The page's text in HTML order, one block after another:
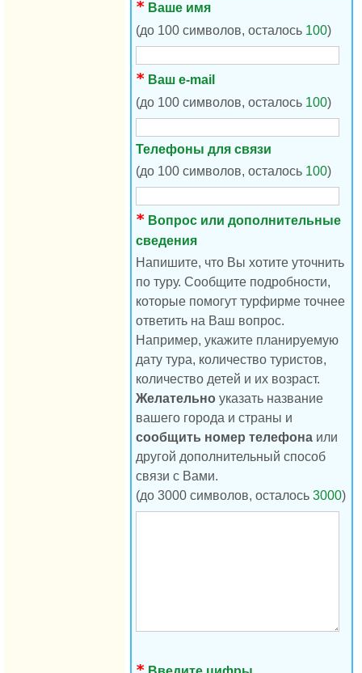
Ваше имя
(до 100 символов, осталось 100)
Ваш e-mail
(до 100 символов, осталось 100)
Телефоны для связи
(до 100 символов, осталось 100)
Вопрос или дополнительные
сведения
Напишите, что Вы хотите уточнить
по туру. Сообщите подробности,
которые помогут турфирме точнее
ответить на Ваш вопрос.
Например, укажите планируемую
дату тура, количество туристов,
количество детей и их возраст.
Желательно указать название
вашего города и страны и
сообщить номер телефона или
другой дополнительный способ
связи с Вами.
(до 3000 символов, осталось 3000)